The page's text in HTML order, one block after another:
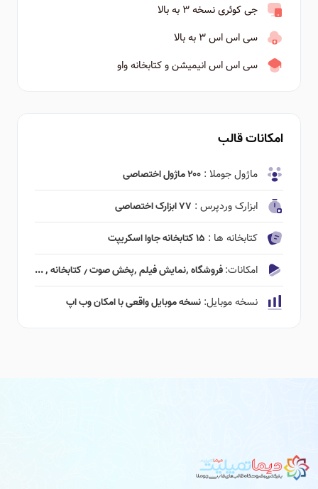
جی کوئری نسخه ۳ به بالا
سی اس اس ۳ به بالا
سی اس اس انیمیشن و کتابخانه واو
امکانات قالب
ماژول جوملا : ۲۰۰ ماژول اختصاصی
ابزارک وردپرس : ۷۷ ابزارک اختصاصی
کتابخانه ها : ۱۵ کتابخانه جاوا اسکریپت
امکانات:فروشگاه ٬‌نمایش فیلم ٬‌پخش صوت ٫ کتابخانه ٬ ...
نسخه موبایل: نسخه موبایل واقعی با امکان وب اپ